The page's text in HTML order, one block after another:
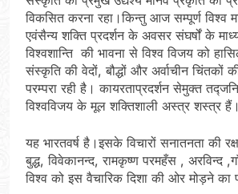
विकसित करना रहा।किन्तु आज सम्पूर्ण विश्व
एवंसैन्य शक्ति प्रदर्शन के अवसर संघर्षों के
विश्वशान्ति की भावना से विश्व विजय को
संस्कृति की वेदों, बौद्धों और अर्वाचीन चिंतकों
परम्परा रही है। कायरताप्रदर्शन सेमुक्त
विश्वविजय के मूल शक्तिशाली अस्त्र शस्त्र हैं।
यह भारतवर्ष है।इसके विचारों सनातनता की
बुद्ध, विवेकानन्द, रामकृष्ण परमहँस , अरविन्द
विश्व को इस वैचारिक दिशा की ओर मोड़ने का